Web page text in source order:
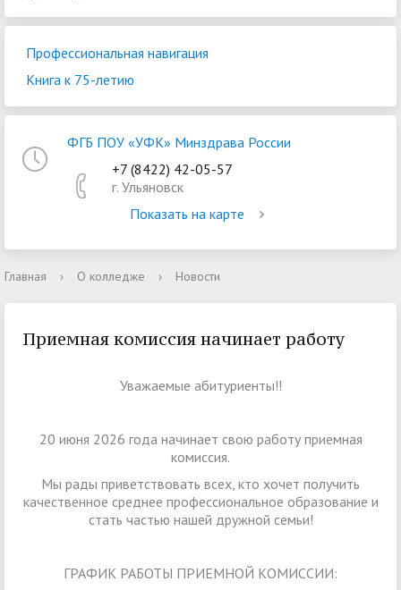
Профессиональная навигация
Книга к 75-летию
ФГБ ПОУ «УФК» Минздрава России
+7 (8422) 42-05-57
г. Ульяновск
Показать на карте
Главная › О колледже › Новости
Приемная комиссия начинает работу
Уважаемые абитуриенты!!
20 июня 2026 года начинает свою работу приемная
комиссия.
Мы рады приветствовать всех, кто хочет получить
качественное среднее профессиональное образование и
стать частью нашей дружной семьи!
ГРАФИК РАБОТЫ ПРИЕМНОЙ КОМИССИИ: